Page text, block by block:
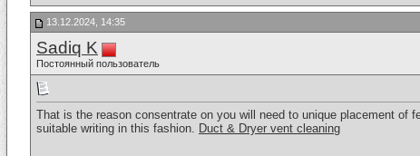
13.12.2024, 14:35
Sadiq K
Постоянный пользователь
That is the reason consentrate on you will need to unique placement of
suitable writing in this fashion. Duct & Dryer vent cleaning